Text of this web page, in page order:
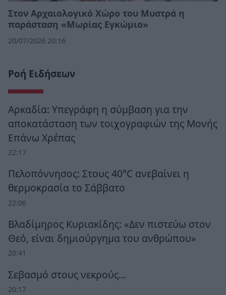
Στον Αρχαιολογικό Χώρο του Μυστρά η
παράσταση «Μωρίας Εγκώμιο»
20/07/2026 20:16
Ροή Ειδήσεων
Αρκαδία: Υπεγράφη η σύμβαση για την
αποκατάσταση των τοιχογραφιών της Μονής
Επάνω Χρέπας
22:17
Πελοπόννησος: Στους 40°C ανεβαίνει η
θερμοκρασία το Σάββατο
22:06
Βλαδίμηρος Κυριακίδης: «Δεν πιστεύω στον
Θεό, είναι δημιούργημα του ανθρώπου»
20:41
Σεβασμό στους νεκρούς…
20:17